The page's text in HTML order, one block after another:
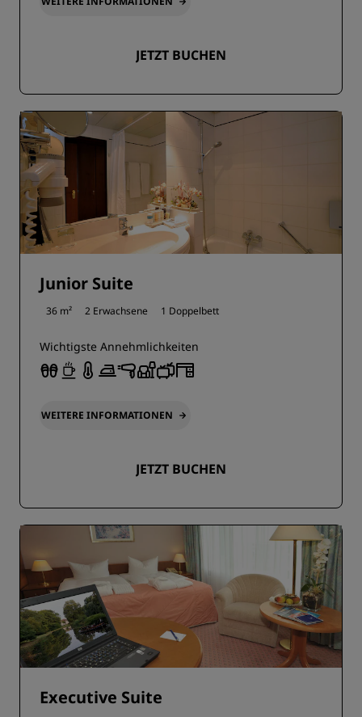
JETZT BUCHEN
Junior Suite
36 m² 2 Erwachsene 1 Doppelbett
Wichtigste Annehmlichkeiten
WEITERE INFORMATIONEN
JETZT BUCHEN
Executive Suite